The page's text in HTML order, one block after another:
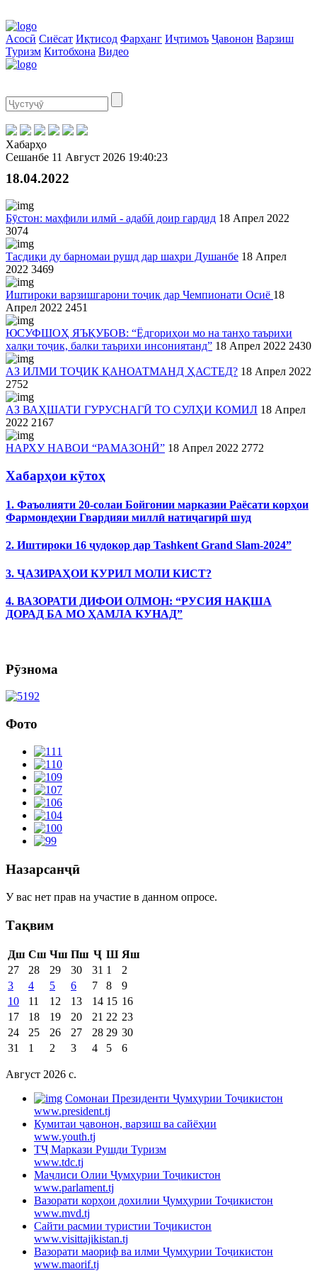
Асосӣ Сиёсат Иқтисод Фарҳанг Иҷтимоъ Ҷавонон Варзиш
Туризм Китобхона Видео
Хабарҳо
Сешанбе 11 Август 2026 19:40:23
18.04.2022
Бӯстон: маҳфили илмӣ - адабӣ доир гардид 18 Апрел 2022
3074
Тасдиқи ду барномаи рушд дар шаҳри Душанбе 18 Апрел
2022 3469
Иштироки варзишгарони тоҷик дар Чемпионати Осиё 18
Апрел 2022 2451
ЮСУФШОҲ ЯЪҚУБОВ: “Ёдгориҳои мо на танҳо таърихи
халқи тоҷик, балки таърихи инсониятанд” 18 Апрел 2022 2430
АЗ ИЛМИ ТОҶИК ҚАНОАТМАНД ҲАСТЕД? 18 Апрел 2022
2752
АЗ ВАҲШАТИ ГУРУСНАГӢ ТО СУЛҲИ КОМИЛ 18 Апрел
2022 2167
НАРХУ НАВОИ “РАМАЗОНӢ” 18 Апрел 2022 2772
Хабарҳои кӯтоҳ
1. Фаъолияти 20-солаи Бойгонии марказии Раёсати корҳои
Фармондеҳии Гвардияи миллӣ натиҷагирӣ шуд
2. Иштироки 16 ҷудокор дар Tashkent Grand Slam-2024”
3. ҶАЗИРАҲОИ КУРИЛ МОЛИ КИСТ?
4. ВАЗОРАТИ ДИФОИ ОЛМОН: “РУСИЯ НАҚША
ДОРАД БА МО ҲАМЛА КУНАД”
Рӯзнома
Фото
Назарсанҷӣ
У вас нет прав на участие в данном опросе.
Тақвим
Дш Сш Чш Пш Ҷ Ш Яш
27
28 29 30 31 1
2
3
4 5 6 7 8
9
10
11 12 13 14 15 16
17
18 19 20 21 22 23
24
25 26 27 28 29 30
31
1 2 3 4 5 6
Август 2026 c.
Cомонаи Президенти Ҷумҳурии Тоҷикистон
www.president.tj
Кумитаи ҷавонон, варзиш ва сайёҳии
www.youth.tj
ТҶ Маркази Рушди Туризм
www.tdc.tj
Маҷлиси Олии Ҷумҳурии Тоҷикистон
www.parlament.tj
Вазорати корҳои дохилии Ҷумҳурии Тоҷикистон
www.mvd.tj
Сайти расмии туристии Тоҷикистон
www.visittajikistan.tj
Вазорати маориф ва илми Ҷумҳурии Тоҷикистон
www.maorif.tj